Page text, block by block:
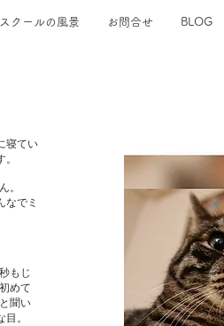
スクールの風景 お問合せ BLOG
寝てい
。
なでミ
もじ
めて
聞い
。